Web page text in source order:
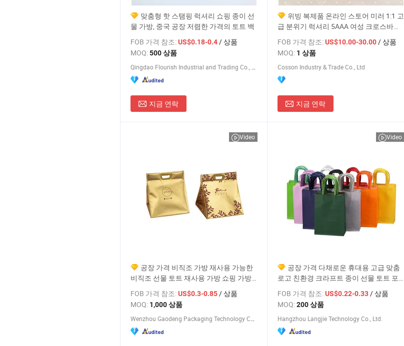
맞춤형 핫 스탬핑 럭셔리 쇼핑 종이 선
물 가방, 중국 공장 저렴한 가격의 토트 백
FOB 가격 참조:US$0.18-0.4/ 상품
MOQ:500 상품
지금 연락
위빙 복제품 온라인 스토어 미러 1:1 고
급 분위기 럭셔리 5AAA 여성 크로스바디
토트백 광저우 상품 선물 공장 가격 디자
이너 유명 브랜드 가방
FOB 가격 참조:US$10.00-30.00/ 상품
MOQ: 1 상품
Cosson Industry & Trade Co., Ltd
지금 연락
Video
공장 가격 비직조 가방 재사용 가능한
비직조 선물 토트 재사용 가방 쇼핑 가방
D 핸들이 있는
FOB 가격 참조:US$0.3-0.85/ 상품
MOQ: 1,000 상품
Video
공장 가격 다채로운 휴대용 고급 맞춤
로고 친환경 크라프트 종이 선물 토트 포
장 가방 선물 쇼핑용
FOB 가격 참조:US$0.22-0.33/ 상품
MOQ:200 상품
Hangzhou Langjie Technology Co., Ltd.